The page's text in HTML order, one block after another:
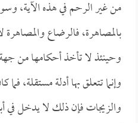
من غير الرحم في هذه الآية،
بالمصاهرة، فالرضاع
وحينئذ لا تأخذ أحكامها من
وإنما تتعلق بها أدلة مستقلة،
والزيجات فإن ذلك لا يدخل في